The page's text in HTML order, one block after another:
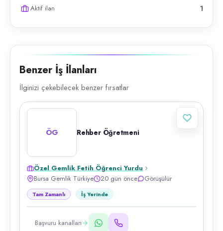
Aktif ilan 1
Benzer İş İlanları
İlginizi çekebilecek benzer fırsatlar
ÖG Rehber Öğretmeni
Özel Gemlik Fetih Öğrenci Yurdu
Bursa Gemlik Türkiye
20 gün önce Görüşülür
Tam Zamanlı İş Yerinde
Başvuru kanalları